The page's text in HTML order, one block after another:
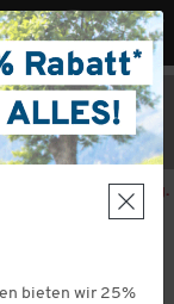
58 Sekunden gültig.
bieten wir 25%